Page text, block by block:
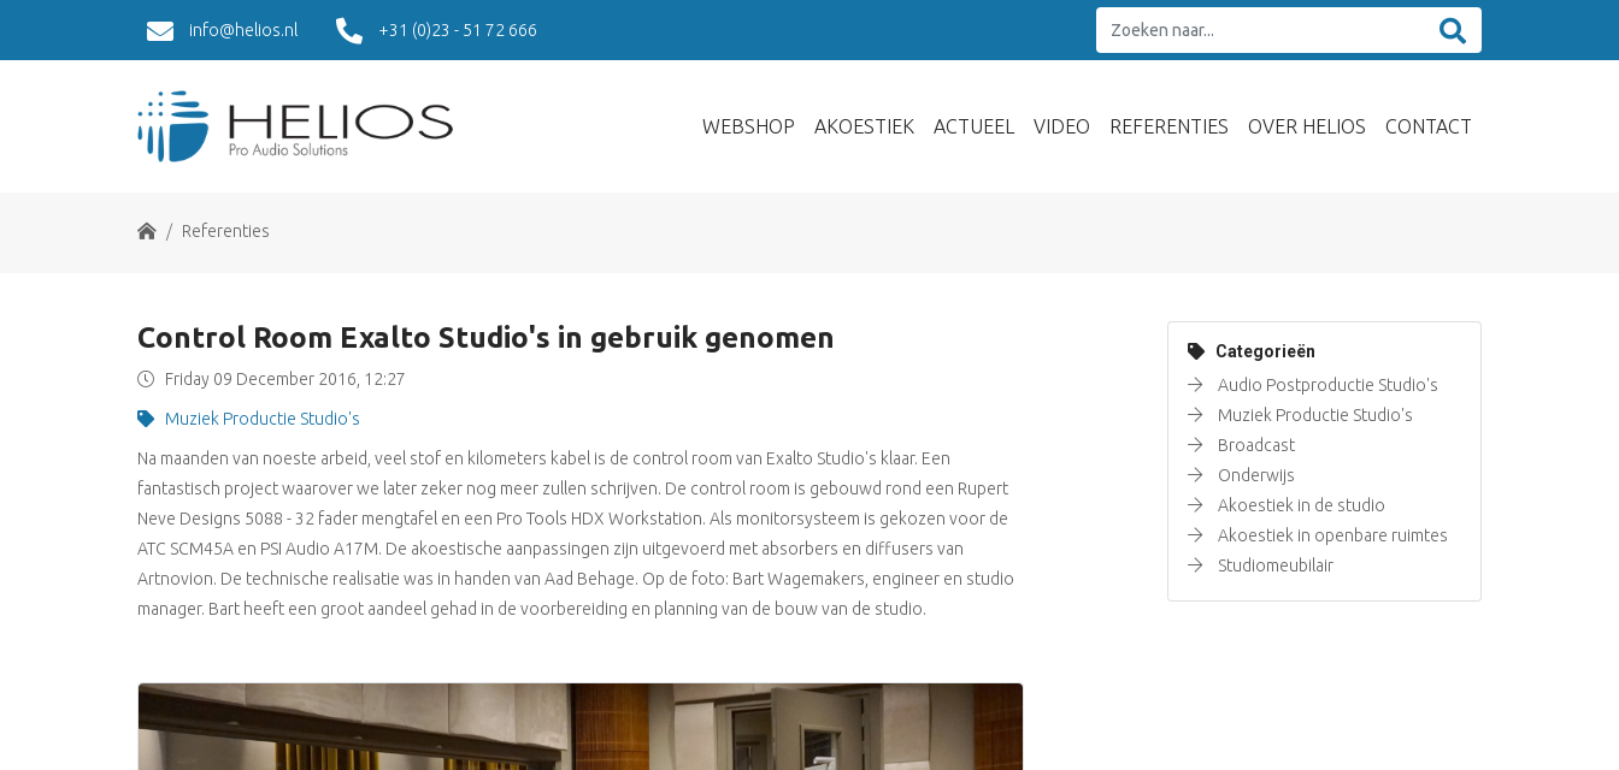
info@helios.nl +31 (0)23 - 51 72 666
WEBSHOP AKOESTIEK ACTUEEL VIDEO REFERENTIES OVER HELIOS CONTACT
Home Referenties
Control Room Exalto Studio's in gebruik genomen
Friday 09 December 2016, 12:27
Muziek Productie Studio's
Na maanden van noeste arbeid, veel stof en kilometers kabel is de control room van Exalto Studio's klaar. Een
fantastisch project waarover we later zeker nog meer zullen schrijven. De control room is gebouwd rond een Rupert
Neve Designs 5088 - 32 fader mengtafel en een Pro Tools HDX Workstation. Als monitorsysteem is gekozen voor de
ATC SCM45A en PSI Audio A17M. De akoestische aanpassingen zijn uitgevoerd met absorbers en diffusers van
Artnovion. De technische realisatie was in handen van Aad Behage. Op de foto: Bart Wagemakers, engineer en studio
manager. Bart heeft een groot aandeel gehad in de voorbereiding en planning van de bouw van de studio.
Categorieën
Audio Postproductie Studio's
Muziek Productie Studio's
Broadcast
Onderwijs
Akoestiek in de studio
Akoestiek in openbare ruimtes
Studiomeubilair